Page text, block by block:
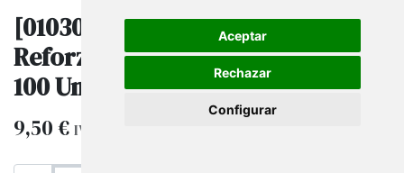
Aceptar
Rechazar
Configurar
[010303] Bolsas Con Asas
Reforzadas 35X45 Cm Lunares
100 Unidades
9,50€ IVA excluido